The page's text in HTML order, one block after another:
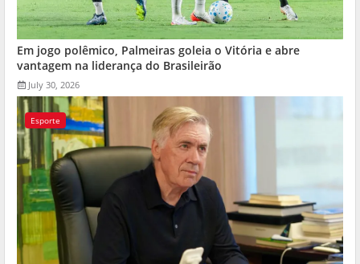
Em jogo polêmico, Palmeiras goleia o Vitória e abre
vantagem na liderança do Brasileirão
July 30, 2026
Esporte